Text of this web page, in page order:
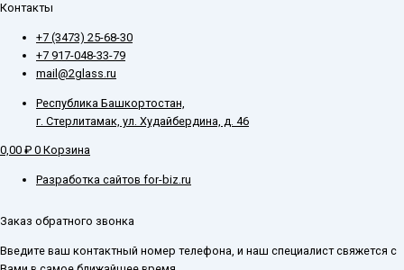
Контакты
+7 (3473) 25-68-30
+7 917-048-33-79
mail@2glass.ru
Республика Башкортостан,
г. Стерлитамак, ул. Худайбердина, д. 46
0,00 ₽ 0 Корзина
Разработка сайтов for-biz.ru
Заказ обратного звонка
Введите ваш контактный номер телефона, и наш специалист свяжется с